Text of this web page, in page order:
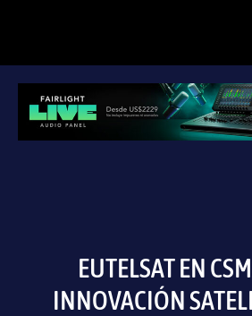
EUTELSAT EN
INNOVACIÓN